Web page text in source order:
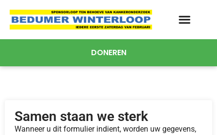
DONEREN
Samen staan we sterk
Wanneer u dit formulier indient, worden uw gegevens,